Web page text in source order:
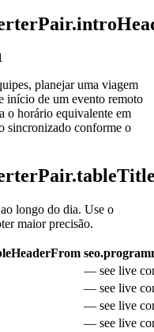
planejar uma viagem
início de um evento remoto
o horário equivalente em
sincronizado conforme o
longo do dia. Use o
maior precisão.
— see live
— see live
— see live
— see live